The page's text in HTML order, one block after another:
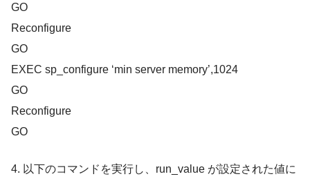
GO
Reconfigure
GO
EXEC sp_configure ‘min server memory’,1024
GO
Reconfigure
GO
4. 以下のコマンドを実行し、run_value が設定された値に